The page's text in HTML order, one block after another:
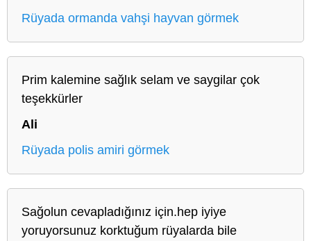
Rüyada ormanda vahşi hayvan görmek
Prim kalemine sağlık selam ve saygilar çok
teşekkürler
Ali
Rüyada polis amiri görmek
Sağolun cevapladığınız için.hep iyiye
yoruyorsunuz korktuğum rüyalarda bile